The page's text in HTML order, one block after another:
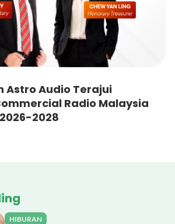
Astro Audio Terajui
Radio Malaysia
2028
HIBURAN